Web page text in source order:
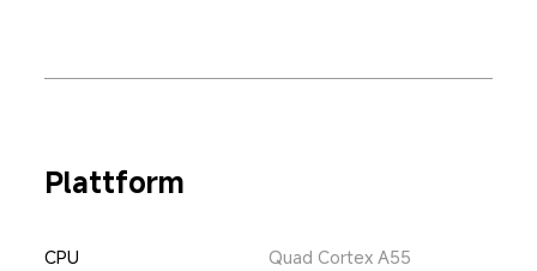
Plattform
CPU Quad Cortex A55